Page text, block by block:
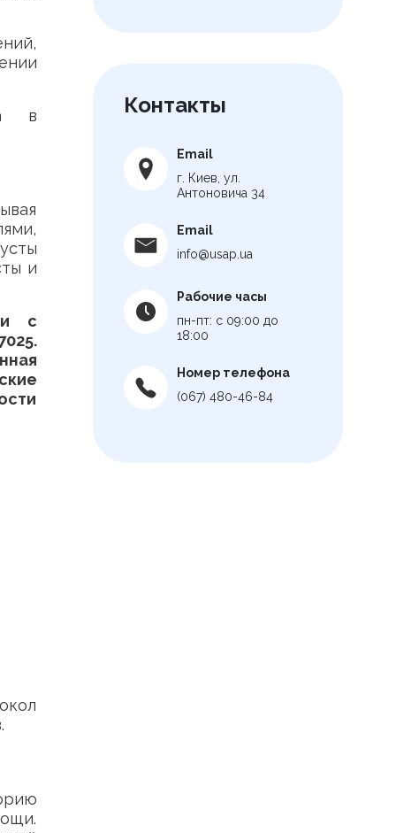
в
и
с
Контакты
Email
г. Киев, ул.
Антоновича 34
Email
info@usap.ua
Рабочие часы
пн-пт: с 09:00 до
18:00
Номер телефона
(067) 480-46-84